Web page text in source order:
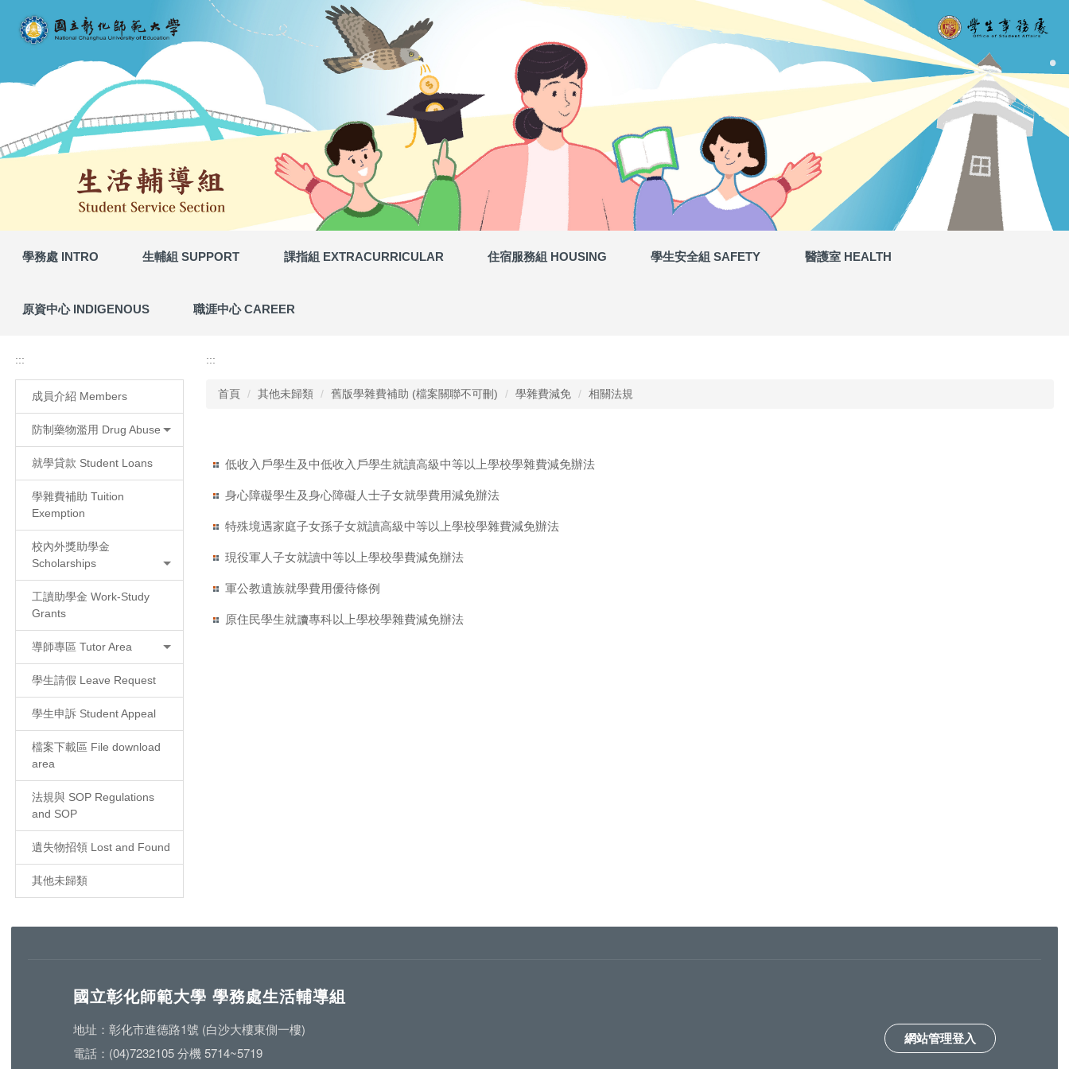
相關法規
學務處 INTRO 生輔組 SUPPORT 課指組 EXTRACURRICULAR 住宿服務組 HOUSING 學生安全組 SAFETY 醫護室 HEALTH
原資中心 INDIGENOUS 職涯中心 CAREER
:::
成員介紹 Members
防制藥物濫用 Drug Abuse
就學貸款 Student Loans
學雜費補助 Tuition
Exemption
校內外獎助學金
Scholarships
工讀助學金 Work-Study
Grants
導師專區 Tutor Area
學生請假 Leave Request
學生申訴 Student Appeal
檔案下載區 File download
area
法規與 SOP Regulations
and SOP
遺失物招領 Lost and Found
其他未歸類
:::
首頁 其他未歸類 舊版學雜費補助 (檔案關聯不可刪) 學雜費減免 相關法規
低收入戶學生及中低收入戶學生就讀高級中等以上學校學雜費減免辦法
身心障礙學生及身心障礙人士子女就學費用減免辦法
特殊境遇家庭子女孫子女就讀高級中等以上學校學雜費減免辦法
現役軍人子女就讀中等以上學校學費減免辦法
軍公教遺族就學費用優待條例
原住民學生就讀專科以上學校學雜費減免辦法
國立彰化師範大學 學務處生活輔導組
地址：彰化市進德路1號 (白沙大樓東側一樓)
電話：(04)7232105 分機 5714~5719
網站管理登入